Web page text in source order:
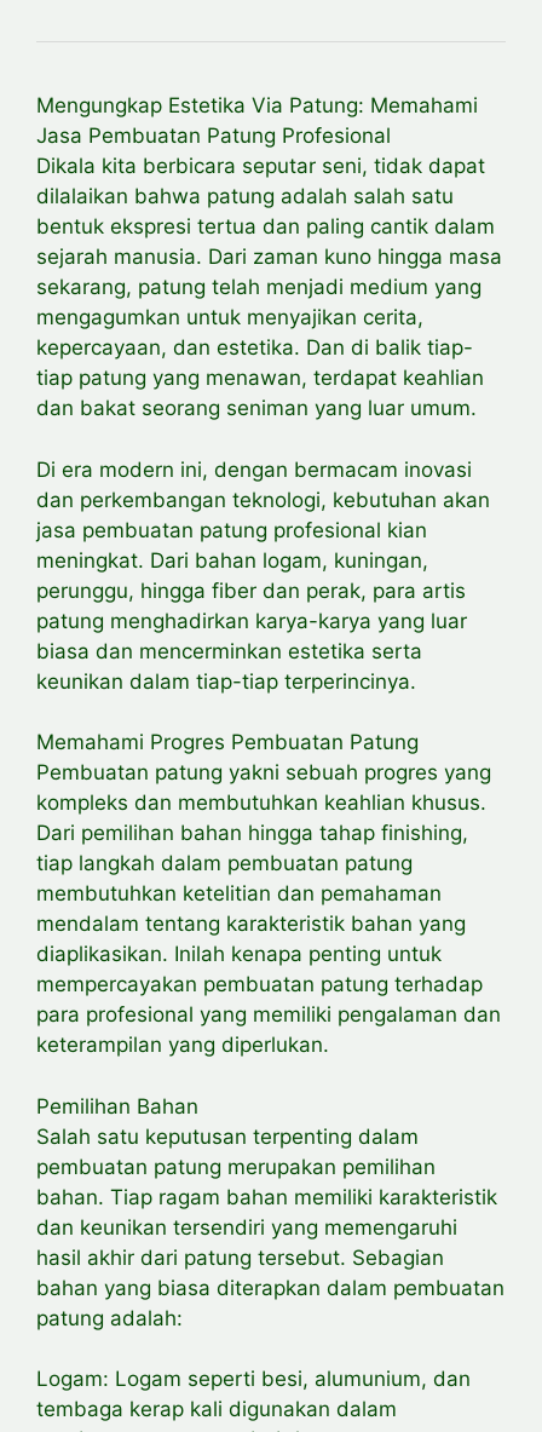
Mengungkap Estetika Via Patung: Memahami
Jasa Pembuatan Patung Profesional
Dikala kita berbicara seputar seni, tidak dapat
dilalaikan bahwa patung adalah salah satu
bentuk ekspresi tertua dan paling cantik dalam
sejarah manusia. Dari zaman kuno hingga masa
sekarang, patung telah menjadi medium yang
mengagumkan untuk menyajikan cerita,
kepercayaan, dan estetika. Dan di balik tiap-
tiap patung yang menawan, terdapat keahlian
dan bakat seorang seniman yang luar umum.
Di era modern ini, dengan bermacam inovasi
dan perkembangan teknologi, kebutuhan akan
jasa pembuatan patung profesional kian
meningkat. Dari bahan logam, kuningan,
perunggu, hingga fiber dan perak, para artis
patung menghadirkan karya-karya yang luar
biasa dan mencerminkan estetika serta
keunikan dalam tiap-tiap terperincinya.
Memahami Progres Pembuatan Patung
Pembuatan patung yakni sebuah progres yang
kompleks dan membutuhkan keahlian khusus.
Dari pemilihan bahan hingga tahap finishing,
tiap langkah dalam pembuatan patung
membutuhkan ketelitian dan pemahaman
mendalam tentang karakteristik bahan yang
diaplikasikan. Inilah kenapa penting untuk
mempercayakan pembuatan patung terhadap
para profesional yang memiliki pengalaman dan
keterampilan yang diperlukan.
Pemilihan Bahan
Salah satu keputusan terpenting dalam
pembuatan patung merupakan pemilihan
bahan. Tiap ragam bahan memiliki karakteristik
dan keunikan tersendiri yang memengaruhi
hasil akhir dari patung tersebut. Sebagian
bahan yang biasa diterapkan dalam pembuatan
patung adalah:
Logam: Logam seperti besi, alumunium, dan
tembaga kerap kali digunakan dalam